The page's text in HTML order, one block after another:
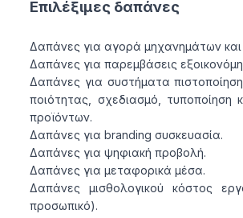
Επιλέξιμες δαπάνες
Δαπάνες για αγορά μηχανημάτων και
Δαπάνες για παρεμβάσεις
Δαπάνες για συστήματα
ποιότητας, σχεδιασμό, τυποποίηση
προϊόντων.
Δαπάνες για branding συσκευασία.
Δαπάνες για ψηφιακή προβολή.
Δαπάνες για μεταφορικά μέσα.
Δαπάνες μισθολογικού κόστος
προσωπικό).